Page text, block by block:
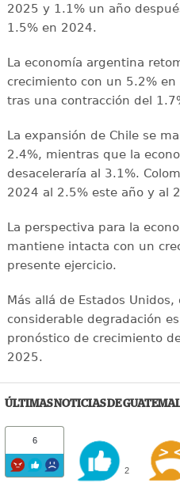
2025 y 1.1% un año
1.5% en 2024.
La economía argentina
crecimiento con un 5.2%
tras una contracción del
La expansión de Chile se
2.4%, mientras que la
desaceleraría al 3.1%.
2024 al 2.5% este año y al
La perspectiva para la
mantiene intacta con un
presente ejercicio.
Más allá de Estados
considerable degradación
pronóstico de crecimiento
2025.
ÚLTIMAS NOTICIAS DE
6
2